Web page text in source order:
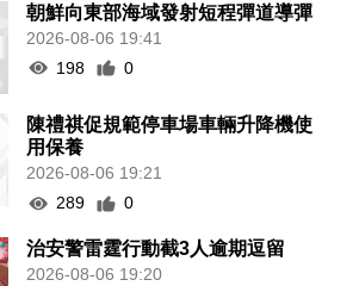
朝鮮向東部海域發射短程彈道導彈
2026-08-06 19:41
198
0
陳禮祺促規範停車場車輛升降機使
用保養
2026-08-06 19:21
289
0
治安警雷霆行動截3人逾期逗留
2026-08-06 19:20